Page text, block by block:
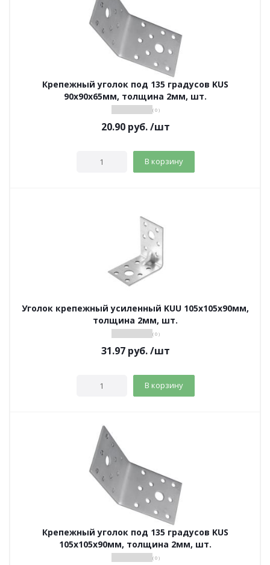
Крепежный уголок под 135 градусов KUS
90х90х65мм, толщина 2мм, шт.
( 0 )
20.90руб. /шт
В корзину
Уголок крепежный усиленный KUU 105х105х90мм,
толщина 2мм, шт.
( 0 )
31.97руб. /шт
В корзину
Крепежный уголок под 135 градусов KUS
105х105х90мм, толщина 2мм, шт.
( 0 )